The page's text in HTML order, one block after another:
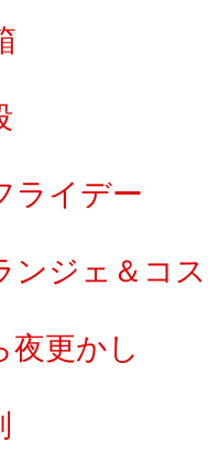
くり
の
ーフラ
ランジ
ら夜
前